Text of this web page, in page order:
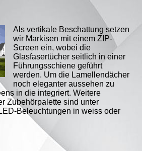
Als vertikale Beschattung setzen
wir Markisen mit einem ZIP-
Screen ein, wobei die
Glasfasertücher seitlich in einer
Führungsschiene geführt
werden. Um die Lamellendächer
noch eleganter aussehen zu
in die integriert. Weitere
Zubehörpalette sind unter
Beleuchtungen in weiss oder